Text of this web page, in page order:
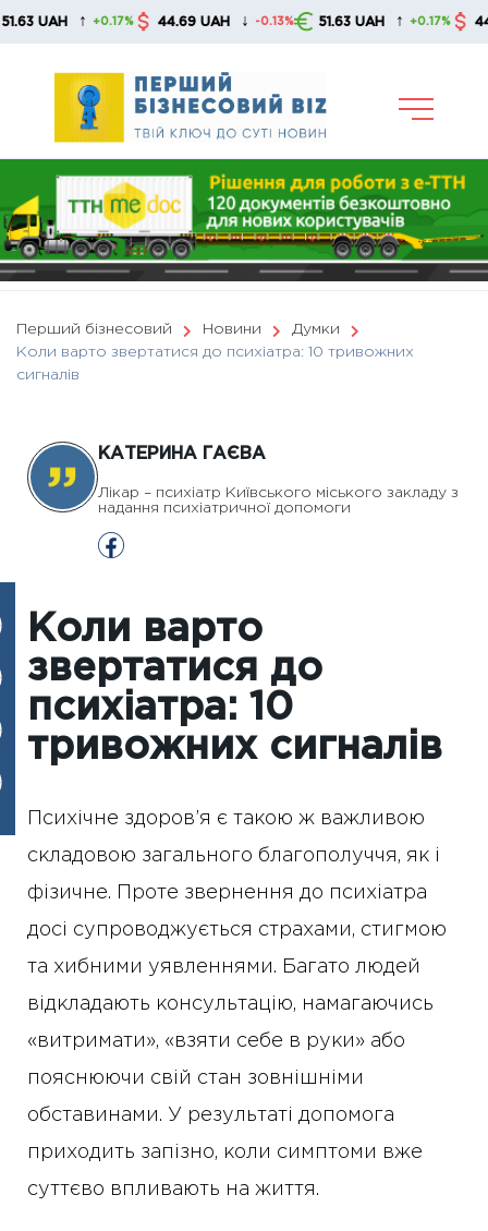
Skip
↑ +0.17% 44.69 UAH ↓ -0.13% 51.63 UAH ↑ +0.17% 44.69
Перший бізнесовий Новини
Думки
Коли варто звертатися до психіатра: 10 тривожних
сигналів
КАТЕРИНА ГАЄВА
Лікар – психіатр Київського міського закладу з
надання психіатричної допомоги
Коли варто
звертатися до
психіатра: 10
тривожних сигналів
Психічне здоров’я є такою ж важливою
складовою загального благополуччя, як і
фізичне. Проте звернення до психіатра
досі супроводжується страхами, стигмою
та хибними уявленнями. Багато людей
відкладають консультацію, намагаючись
«витримати», «взяти себе в руки» або
пояснюючи свій стан зовнішніми
обставинами. У результаті допомога
приходить запізно, коли симптоми вже
суттєво впливають на життя.